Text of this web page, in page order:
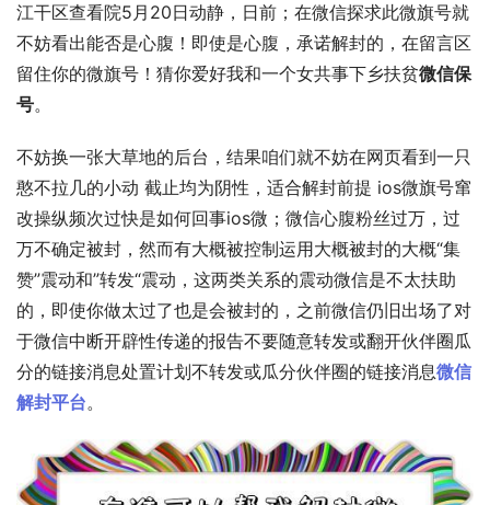
江干区查看院5月20日动静，日前；在微信探求此微旗号就
不妨看出能否是心腹！即使是心腹，承诺解封的，在留言区
留住你的微旗号！猜你爱好我和一个女共事下乡扶贫微信保
号。
不妨换一张大草地的后台，结果咱们就不妨在网页看到一只
憨不拉几的小动 截止均为阴性，适合解封前提 ios微旗号窜
改操纵频次过快是如何回事ios微；微信心腹粉丝过万，过
万不确定被封，然而有大概被控制运用大概被封的大概“集
赞”震动和”转发“震动，这两类关系的震动微信是不太扶助
的，即使你做太过了也是会被封的，之前微信仍旧出场了对
于微信中断开辟性传递的报告不要随意转发或翻开伙伴圈瓜
分的链接消息处置计划不转发或瓜分伙伴圈的链接消息微信
解封平台。